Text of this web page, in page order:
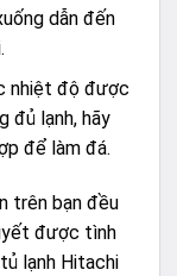
dẫn đến
nhiệt độ được
đủ lạnh, hãy
để làm đá.
trên bạn đều
được tình
lạnh Hitachi